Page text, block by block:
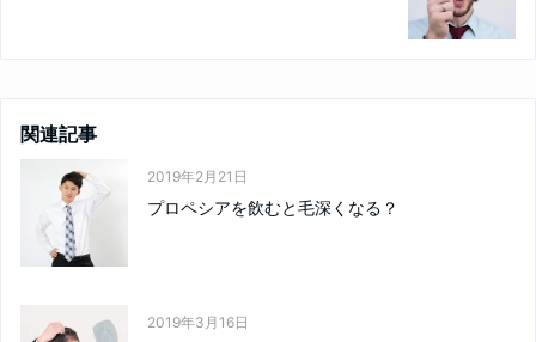
関連記事
2019年2月21日
プロペシアを飲むと毛深くなる？
2019年3月16日